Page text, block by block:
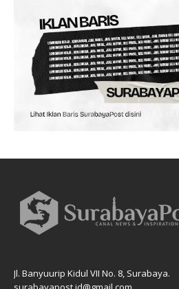
Jl. Banyuurip Kidul VII No. 8, Surabaya.